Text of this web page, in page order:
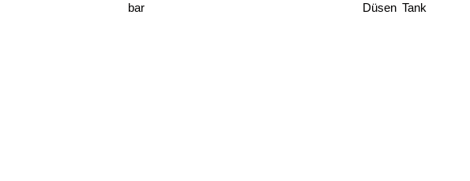
bar
Düsen Tank